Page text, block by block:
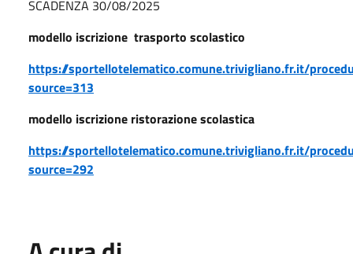
SCADENZA 30/08/2025
modello iscrizione trasporto scolastico
https://sportellotelematico.comune.trivigliano.fr.it/
source=313
modello iscrizione ristorazione scolastica
https://sportellotelematico.comune.trivigliano.fr.it/
source=292